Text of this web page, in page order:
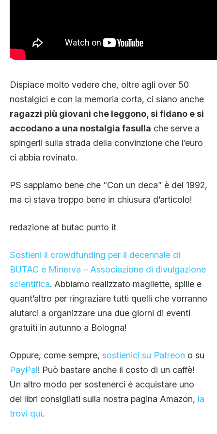
Dispiace molto vedere che, oltre agli over 50
nostalgici e con la memoria corta, ci siano anche
ragazzi più giovani che leggono, si fidano e si
accodano a una nostalgia fasulla che serve a
spingerli sulla strada della convinzione che l’euro
ci abbia rovinato.
PS sappiamo bene che “Con un deca” è del 1992,
ma ci stava troppo bene in chiusura d’articolo!
redazione at butac punto it
Sostieni il crowdfunding per il decennale di
BUTAC e Minerva – Associazione di divulgazione
scientifica. Abbiamo realizzato magliette, spille e
quant’altro per ringraziare tutti quelli che vorranno
aiutarci a organizzare una due giorni di eventi
gratuiti in autunno a Bologna!
Oppure, come sempre, sostienici su Patreon o su
PayPal! Può bastare anche il costo di un caffè!
Un altro modo per sostenerci è acquistare uno
dei libri consigliati sulla nostra pagina Amazon, la
trovi qui.